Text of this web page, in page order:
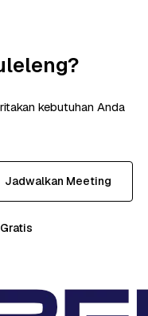
kebutuhan Anda
Jadwalkan Meeting